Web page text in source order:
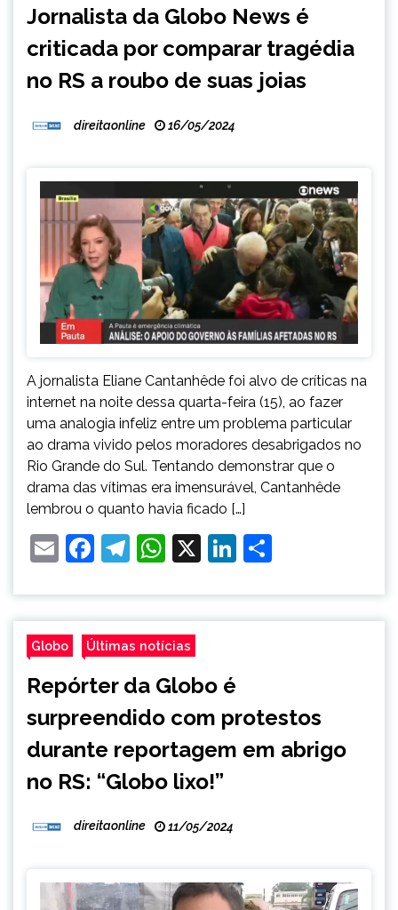
Jornalista da Globo News é
criticada por comparar tragédia
no RS a roubo de suas joias
direitaonline 16/05/2024
A jornalista Eliane Cantanhêde foi alvo de críticas na
internet na noite dessa quarta-feira (15), ao fazer
uma analogia infeliz entre um problema particular
ao drama vivido pelos moradores desabrigados no
Rio Grande do Sul. Tentando demonstrar que o
drama das vítimas era imensurável, Cantanhêde
lembrou o quanto havia ficado […]
EmailFacebook
Telegram
WhatsApp
X LinkedIn
Globo Últimas notícias
Repórter da Globo é
surpreendido com protestos
durante reportagem em abrigo
no RS: “Globo lixo!”
direitaonline 11/05/2024